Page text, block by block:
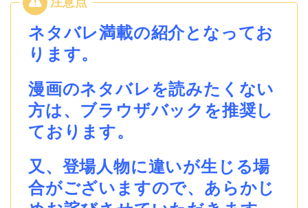
ネタバレ満載の紹介となってお
ります。
漫画のネタバレを読みたくない
方は、ブラウザバックを推奨し
ております。
又、登場人物に違いが生じる場
合がございますので、あらかじ